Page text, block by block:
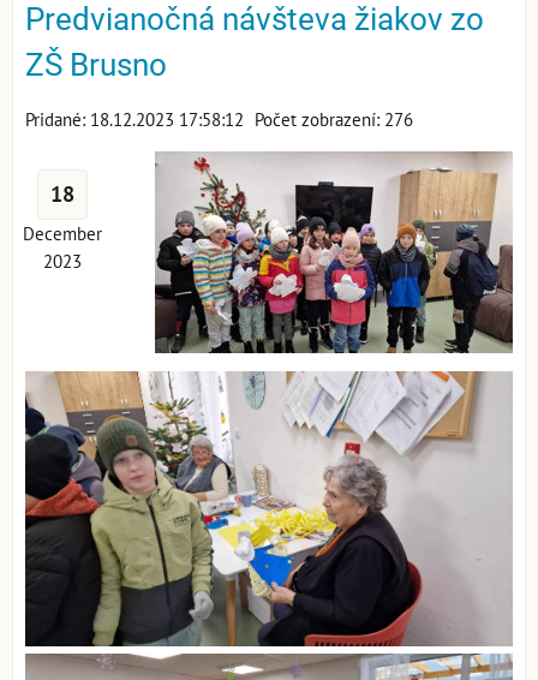
Predvianočná návšteva žiakov zo
ZŠ Brusno
Pridané: 18.12.2023 17:58:12 Počet zobrazení: 276
18
December
2023